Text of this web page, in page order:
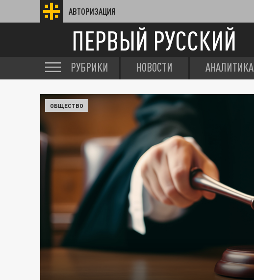
АВТОРИЗАЦИЯ
ПЕРВЫЙ РУССКИЙ
РУБРИКИ НОВОСТИ АНАЛИТИКА
ОБЩЕСТВО